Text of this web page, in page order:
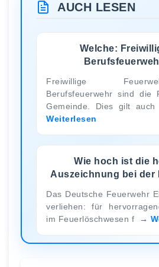
AUCH LESEN
Welche:
Freiwillige
Berufsfeuerwehr sind die
Gemeinde. Dies gilt
Weiterlesen
Wie hoch ist die
Auszeichnung bei der
Das Deutsche Feuerwehr
verliehen: für
im Feuerlöschwesen f